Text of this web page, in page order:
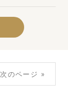
次のページ »